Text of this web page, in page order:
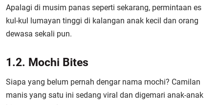
Apalagi di musim panas seperti sekarang, permintaan es
kul-kul lumayan tinggi di kalangan anak kecil dan orang
dewasa sekali pun.
1.2. Mochi Bites
Siapa yang belum pernah dengar nama mochi? Camilan
manis yang satu ini sedang viral dan digemari anak-anak